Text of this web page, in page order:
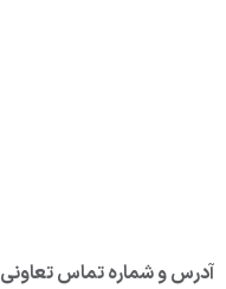
آدرس و شماره تماس تعاونی 1 ایران پیما شهید کلانتری